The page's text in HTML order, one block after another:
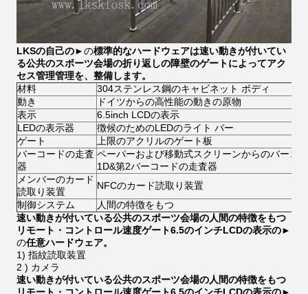
LKSの自己の►の標準的なハードウェアは速い動きが付いてい
る公共のスポーツ会場の折り返しの障壁のゲートによってアク
セス管理管理を、整備します。
材料
304ステンレス鋼のキャビネット ボディ
動き
ドイツからの高性能の動きの原物
表示
6.5inch LCDの表示
LEDの表示器
徴候のためのLEDのライト バー
ゲート
上限のアクリルのゲート板
バーコードの走査
器
ペーパーおよび移動式スクリーンからのバーコ
1D&第2バーコードの走査器
メンバーのカード
読取り装置
NFCのカード読取り装置
制御システム
人間の特徴をもつ
速い動きが付いている公共のスポーツ会場の人間の特徴をもつ
リモート・コントロール速度ゲート6.5のインチLCDの表示の►
の任意ハードウェア。
1) 指紋読取装置
2 ) カメラ
速い動きが付いている公共のスポーツ会場の人間の特徴をもつ
リモート・コントロール速度ゲート6.5のインチLCDの表示の►